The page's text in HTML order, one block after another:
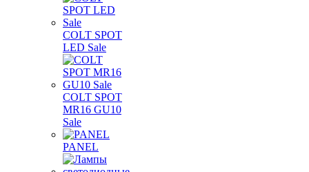
COLT SPOT
LED Sale
COLT SPOT
MR16 GU10
Sale
PANEL